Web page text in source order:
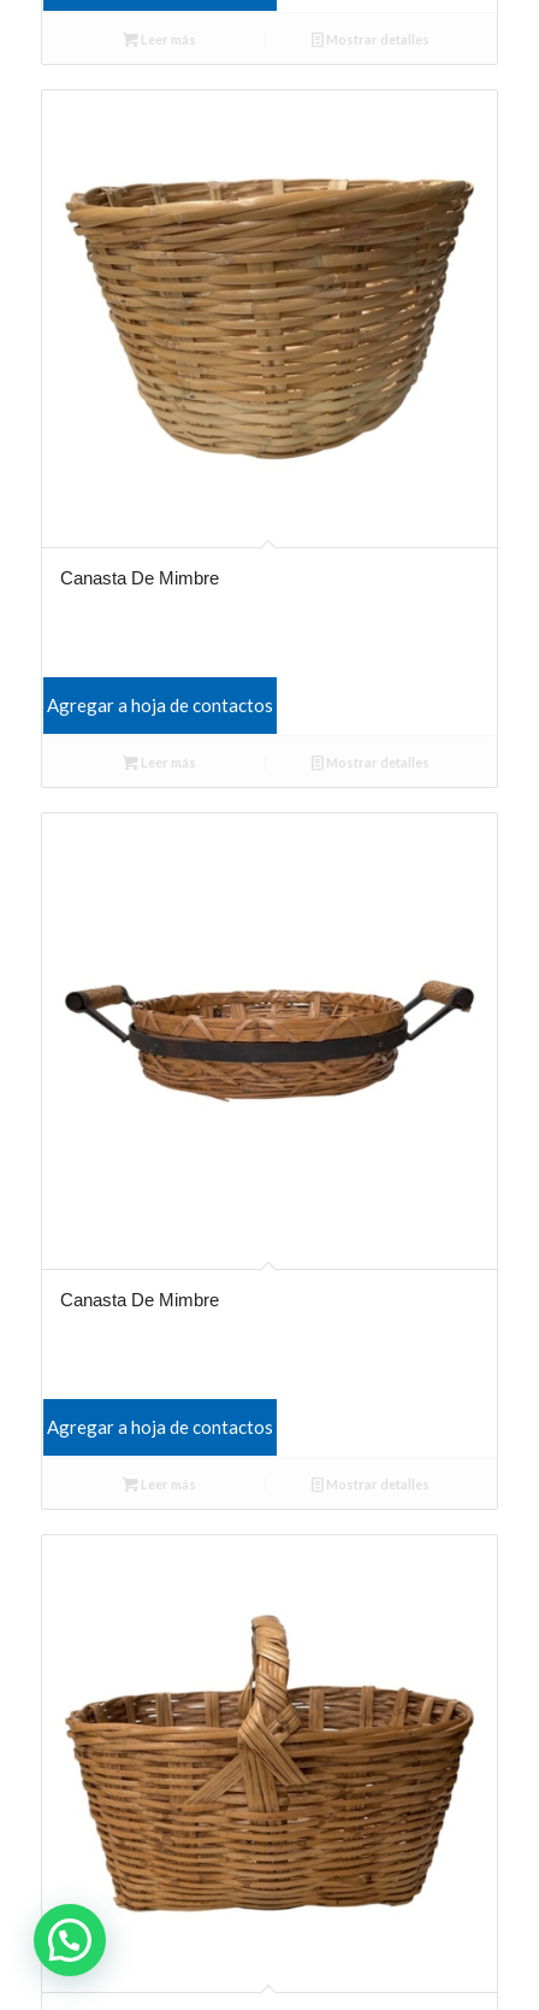
Leer más Mostrar detalles
Canasta De Mimbre
Agregar a hoja de contactos
Leer más Mostrar detalles
Canasta De Mimbre
Agregar a hoja de contactos
Leer más Mostrar detalles